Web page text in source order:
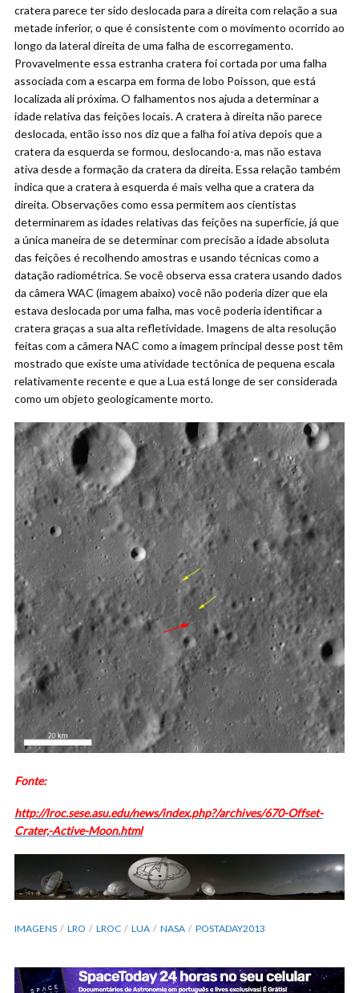
cratera parece ter sido deslocada para a direita com relação a sua
metade inferior, o que é consistente com o movimento ocorrido ao
longo da lateral direita de uma falha de escorregamento.
Provavelmente essa estranha cratera foi cortada por uma falha
associada com a escarpa em forma de lobo Poisson, que está
localizada ali próxima. O falhamentos nos ajuda a determinar a
idade relativa das feições locais. A cratera à direita não parece
deslocada, então isso nos diz que a falha foi ativa depois que a
cratera da esquerda se formou, deslocando-a, mas não estava
ativa desde a formação da cratera da direita. Essa relação também
indica que a cratera à esquerda é mais velha que a cratera da
direita. Observações como essa permitem aos cientistas
determinarem as idades relativas das feições na superfície, já que
a única maneira de se determinar com precisão a idade absoluta
das feições é recolhendo amostras e usando técnicas como a
datação radiométrica. Se você observa essa cratera usando dados
da câmera WAC (imagem abaixo) você não poderia dizer que ela
estava deslocada por uma falha, mas você poderia identificar a
cratera graças a sua alta refletividade. Imagens de alta resolução
feitas com a câmera NAC como a imagem principal desse post têm
mostrado que existe uma atividade tectônica de pequena escala
relativamente recente e que a Lua está longe de ser considerada
como um objeto geologicamente morto.
Fonte:
http://lroc.sese.asu.edu/news/index.php?/archives/670-Offset-
Crater,-Active-Moon.html
IMAGENS LRO LROC LUA NASA POSTADAY2013